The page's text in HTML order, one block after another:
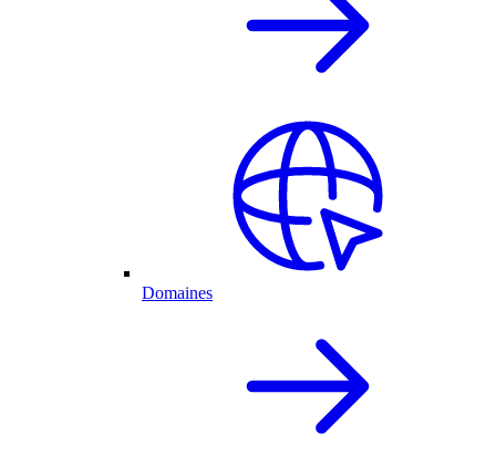
Domaines